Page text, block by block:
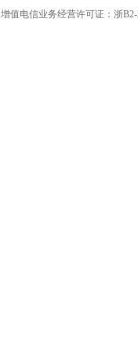
增值电信业务经营许可证：浙